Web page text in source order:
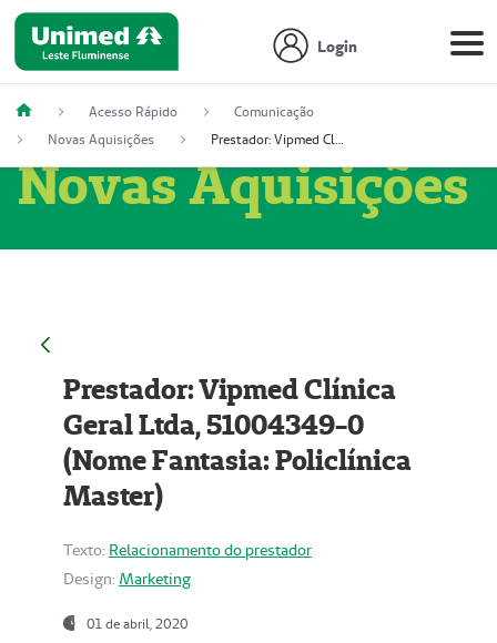
Login
Acesso Rápido
Comunicação
Novas Aquisições
Prestador: Vipmed Clínica Geral Ltda, 51004349-0 (Nome Fantasia: Policlínica Master)
Novas Aquisições
Prestador: Vipmed Clínica
Geral Ltda, 51004349-0
(Nome Fantasia: Policlínica
Master)
Texto: Relacionamento do prestador
Design: Marketing
01 de abril, 2020